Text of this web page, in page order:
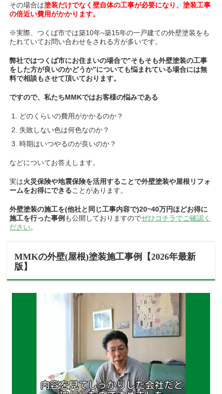
その場合は塗装だけでなく壁自体の工事が必要になり、塗装工事
の倍近い費用がかかります。
※実際、つくば市では築10年~築15年の一戸建ての外壁塗装をも
たれていてお問い合わせをされる方が多いです。
弊社ではつくば市にお住まいの場合で”そもそも外壁塗装の工事
をした方が良いのかどうか”についても悩まれている場合には無
料で相談もさせて頂いております。
ですので、私たちMMKではお客様の悩みである
どのくらいの費用がかかるのか？
失敗しない色は何色なのか？
時期はいつやるのが良いのか？
などについてお答えします。
実は火災保険や地震保険を活用することで外壁塗装や屋根リフォ
ームをお得にできることがあります。
外壁塗装の施工を(他社と同じ工事内容で)20~40万円ほどお得に
施工を行った事例 も公開しておりますのでぜひコチラでご確認く
ださい。
MMKの外壁(屋根)塗装施工事例【2026年最新
版】